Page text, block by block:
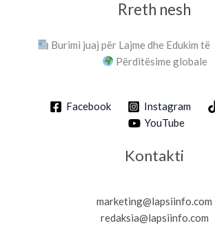
Rreth nesh
Burimi juaj për Lajme dhe Edukim
Përditësime globale
Facebook Instagram
YouTube
Kontakti
marketing@lapsiinfo.com
redaksia@lapsiinfo.com